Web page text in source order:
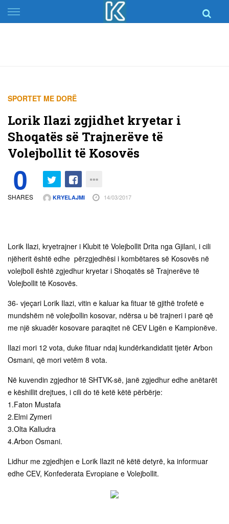
Skip
to
SPORTET ME DORË
Lorik Ilazi zgjidhet kryetar i
Shoqatës së Trajnerëve të
Volejbollit të Kosovës
0
SHARES KRYELAJMI 14/03/2017
Lorik Ilazi, kryetrajner i Klubit të Volejbollit Drita nga Gjilani, i cili
njëherit është edhe përzgjedhësi i kombëtares së Kosovës në
volejboll është zgjedhur kryetar i Shoqatës së Trajnerëve të
Volejbollit të Kosovës.
36- vjeçari Lorik Ilazi, vitin e kaluar ka fituar të gjithë trofetë e
mundshëm në volejbollin kosovar, ndërsa u bë trajneri i parë që
me një skuadër kosovare paraqitet në CEV Ligën e Kampionëve.
Ilazi mori 12 vota, duke fituar ndaj kundërkandidatit tjetër Arbon
Osmani, që mori vetëm 8 vota.
Në kuvendin zgjedhor të SHTVK-së, janë zgjedhur edhe anëtarët
e këshillit drejtues, i cili do të ketë këtë përbërje:
1.Faton Mustafa
2.Elmi Zymeri
3.Olta Kalludra
4.Arbon Osmani.
Lidhur me zgjedhjen e Lorik Ilazit në këtë detyrë, ka informuar
edhe CEV, Konfederata Evropiane e Volejbollit.